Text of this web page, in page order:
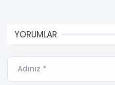
YORUMLAR
Adınız *